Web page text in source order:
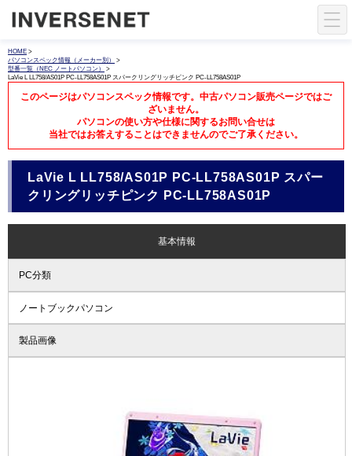
HOME >
パソコンスペック情報（メーカー別）
>
型番一覧（NEC ノートパソコン）
>
LaVie L LL758/AS01P PC-LL758AS01P スパークリングリッチピンク PC-LL758AS01P
このページはパソコンスペック情報です。中古パソコン販売ページではご
ざいません。
パソコンの使い方や仕様に関するお問い合せは
当社ではお答えすることはできませんのでご了承ください。
LaVie L LL758/AS01P PC-LL758AS01P スパー
クリングリッチピンク PC-LL758AS01P
基本情報
PC分類
ノートブックパソコン
製品画像